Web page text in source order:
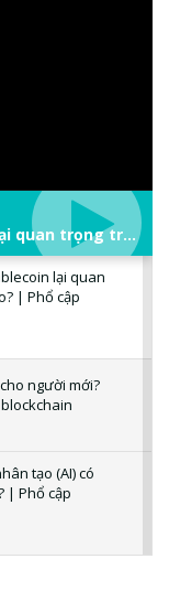
Stablecoin là gì? Tại sao stablecoin lại quan trọng trong thị trường crypto? | Phổ cập Blockchain
lại quan
| Phổ cập
cho người mới?
tạo (AI) có
| Phổ cập